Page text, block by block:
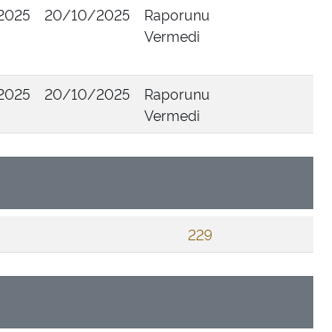
20/10/2025
Raporunu
Vermedi
20/10/2025
Raporunu
Vermedi
229